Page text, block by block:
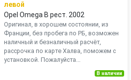
левой
Opel Omega B рест. 2002
Оригинал, в хорошем состоянии, из
Франции, без пробега по РБ, возможен
наличный и безналичный расчёт,
рассрочка по карте Халва, поможем с
установкой. Пожалуйста...
В наличии